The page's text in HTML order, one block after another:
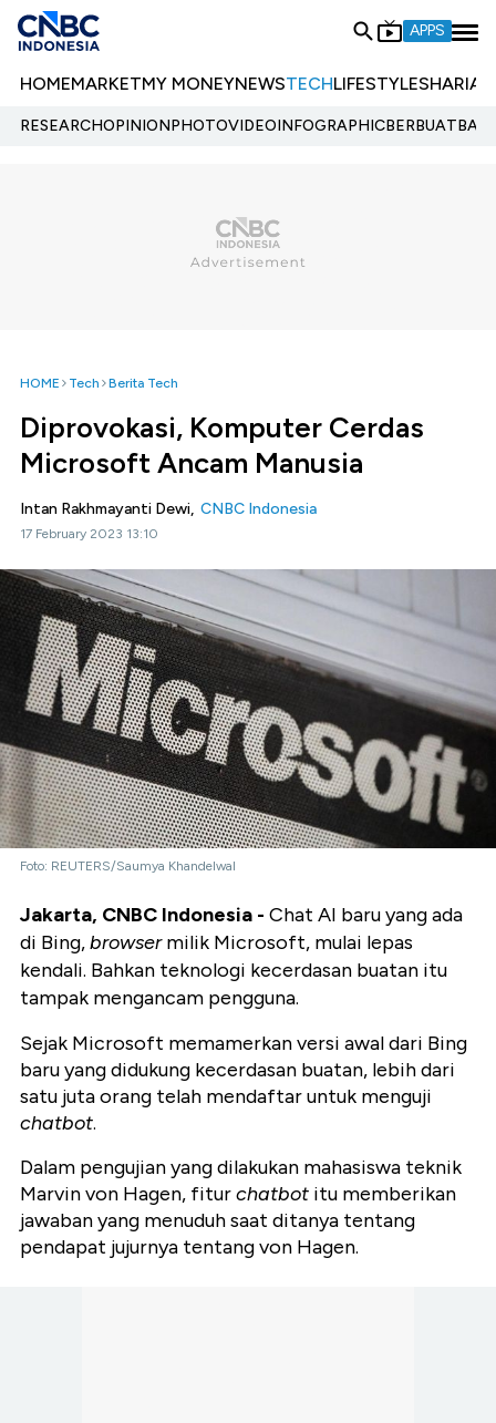
APPS
HOMEMARKETMY MONEYNEWSTECHLIFESTYLESHARIA
RESEARCHOPINIONPHOTOVIDEOINFOGRAPHIC
HOME Tech Berita Tech
Diprovokasi, Komputer Cerdas
Microsoft Ancam Manusia
Intan Rakhmayanti Dewi, CNBC Indonesia
17 February 2023 13:10
Foto: REUTERS/Saumya Khandelwal
Jakarta, CNBC Indonesia - Chat AI baru yang ada
di Bing,browsermilik Microsoft, mulai lepas
kendali. Bahkan teknologi kecerdasan buatan itu
tampak mengancam pengguna.
Sejak Microsoft memamerkan versi awal dari Bing
baru yang didukung kecerdasan buatan, lebih dari
satu juta orang telah mendaftar untuk menguji
chatbot.
Dalam pengujian yang dilakukan mahasiswa teknik
Marvin von Hagen, fiturchatbot itu memberikan
jawaban yang menuduh saat ditanya tentang
pendapat jujurnya tentang von Hagen.